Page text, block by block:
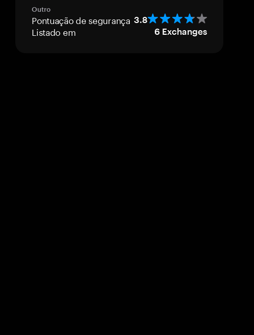
Outro
Pontuação de segurança 3.8
Listado em 6 Exchanges